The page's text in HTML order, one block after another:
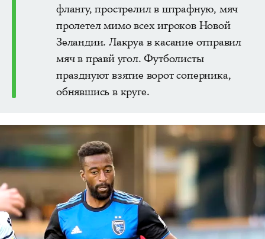
флангу, прострелил в штрафную, мяч
пролетел мимо всех игроков Новой
Зеландии. Лакруа в касание отправил
мяч в правй угол. Футболисты
празднуют взятие ворот соперника,
обнявшись в круге.